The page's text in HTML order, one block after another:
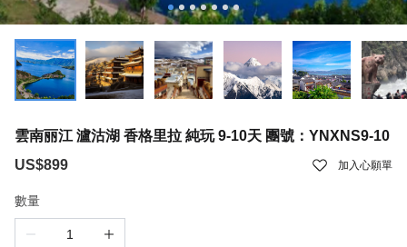
雲南丽江 瀘沽湖 香格里拉 純玩 9-10天 團號：YNXNS9-10
US$899
加入心願單
數量